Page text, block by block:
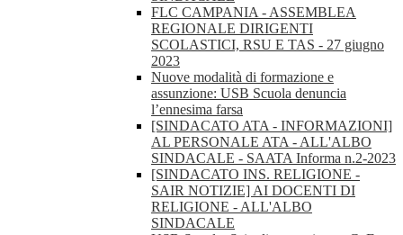
FLC CAMPANIA - ASSEMBLEA
REGIONALE DIRIGENTI
SCOLASTICI, RSU E TAS - 27 giugno
2023
Nuove modalità di formazione e
assunzione: USB Scuola denuncia
l’ennesima farsa
[SINDACATO ATA - INFORMAZIONI]
AL PERSONALE ATA - ALL'ALBO
SINDACALE - SAATA Informa n.2-2023
[SINDACATO INS. RELIGIONE -
SAIR NOTIZIE] AI DOCENTI DI
RELIGIONE - ALL'ALBO
SINDACALE